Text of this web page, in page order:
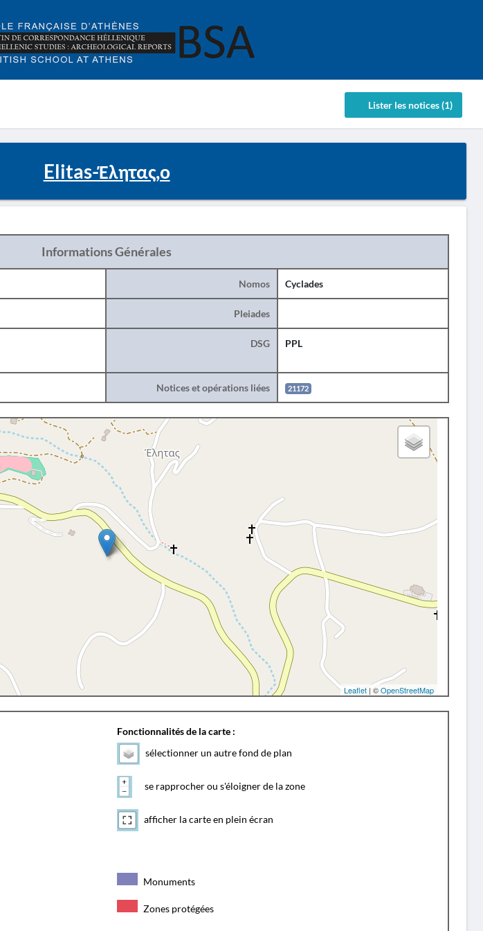
Lister les notices (1)
Elitas-Έλητας,ο
Informations Générales
Nomos Cyclades
Pleiades
DSG PPL
Notices et opérations liées 21172
Leaflet | ©OpenStreetMap
Fonctionnalités de la carte :
sélectionner un autre fond de plan
se rapprocher ou s'éloigner de la zone
afficher la carte en plein écran
Monuments
Zones protégées